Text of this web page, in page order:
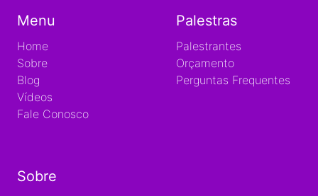
Menu
Home
Sobre
Blog
Vídeos
Fale Conosco
Palestras
Palestrantes
Orçamento
Perguntas Frequentes
Sobre